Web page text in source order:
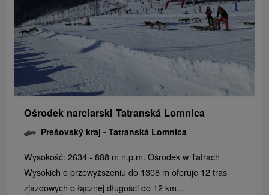
Ośrodek narciarski Tatranská Lomnica
Prešovský kraj -Tatranská Lomnica
Wysokość: 2634 - 888 m n.p.m. Ośrodek w Tatrach
Wysokich o przewyższeniu do 1308 m oferuje 12 tras
zjazdowych o łącznej długości do 12 km...